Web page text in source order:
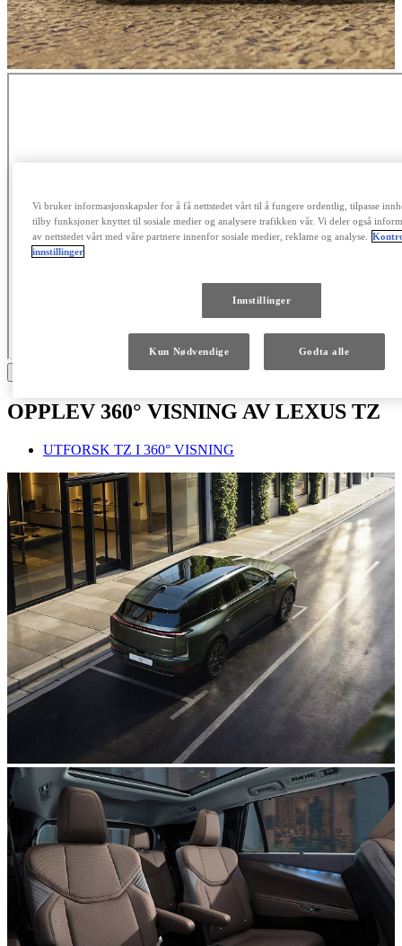
OPPLEV 360° VISNING AV LEXUS TZ
UTFORSK TZ I 360° VISNING
Vi bruker informasjonskapsler for å få nettstedet vårt til å fungere ordentlig, tilpasse
tilby funksjoner knyttet til sosiale medier og analysere trafikken vår. Vi deler også
av nettstedet vårt med våre partnere innenfor sosiale medier, reklame og analyse.
innstillinger
Innstillinger
Kun Nødvendige Godta alle